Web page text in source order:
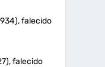
falecido
falecido